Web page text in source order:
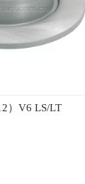
）V6 LS/LT